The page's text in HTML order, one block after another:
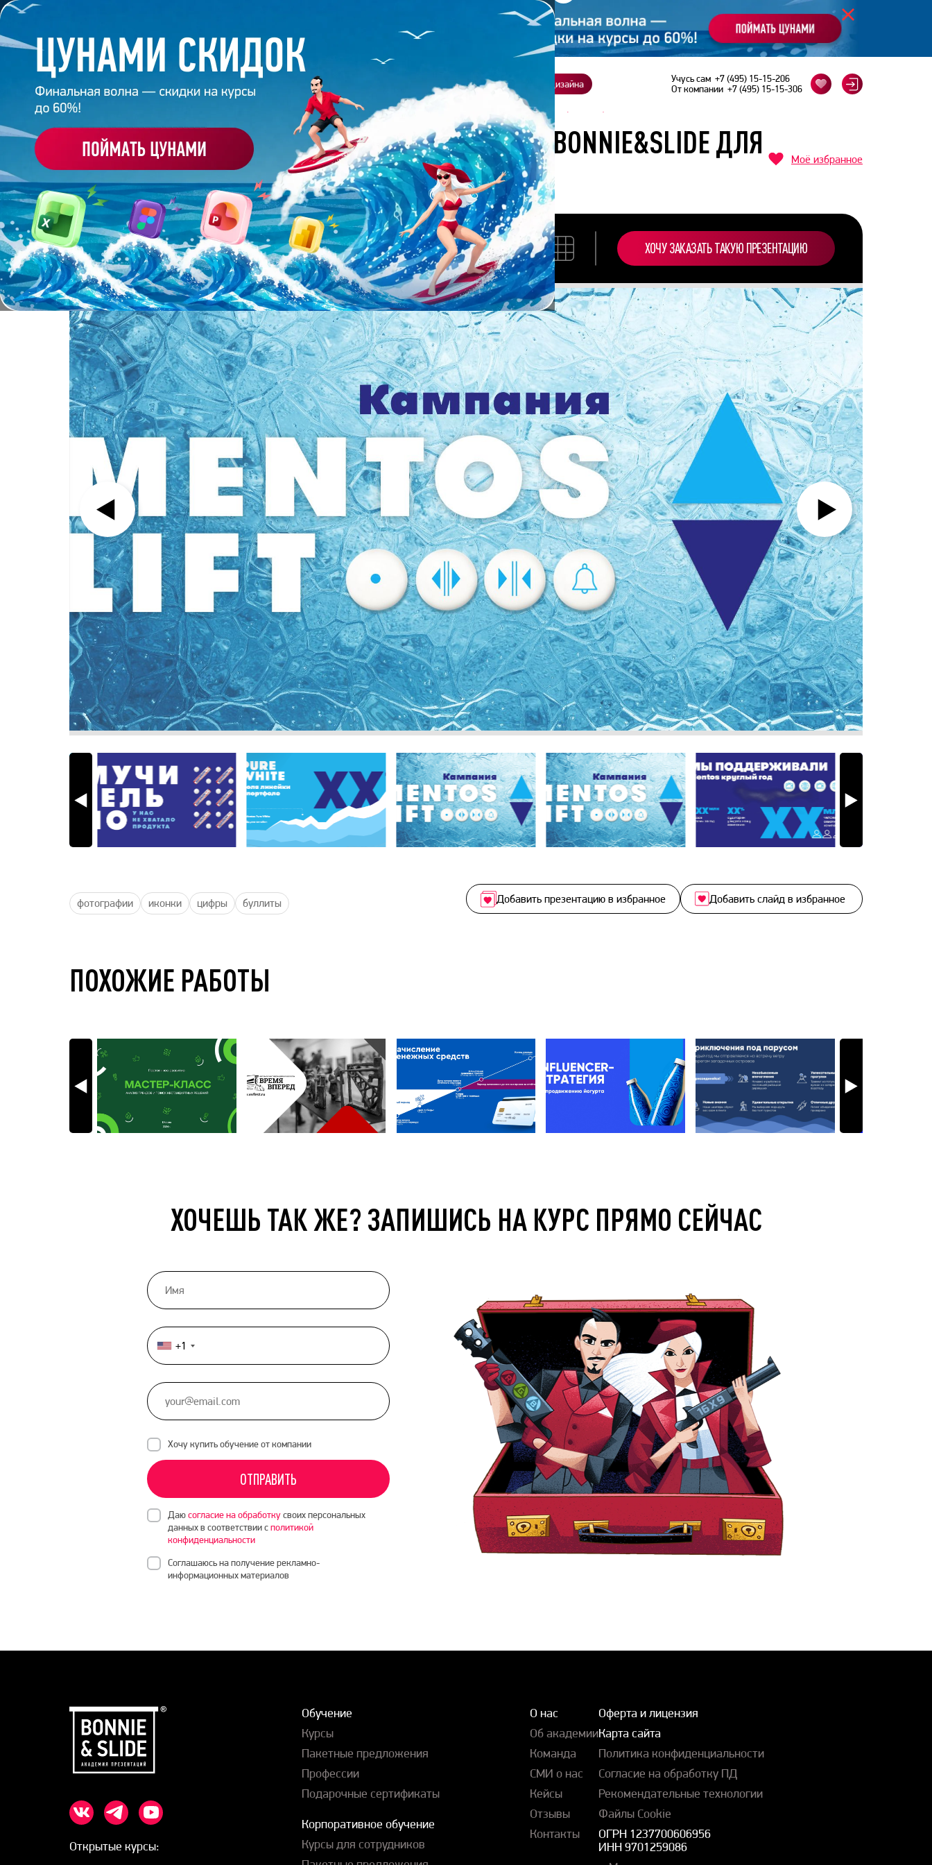
Корпоративное обучение Заказать презентацию Студия дизайна Учусь сам +7 (495) 15-15-206
От компании +7 (495) 15-15-306
Главная Презентация 116 – Разработана студией BONNIE&SLIDE для Perfetti Van Melle (Mentos)
ПРЕЗЕНТАЦИЯ 116 - РАЗРАБОТАНА СТУДИЕЙ BONNIE&SLIDE ДЛЯ
PERFETTI VAN MELLE (MENTOS)
Моё избранное
Работа
эксперта
ХОЧУ ЗАКАЗАТЬ ТАКУЮ ПРЕЗЕНТАЦИЮ
фотографии иконки цифры буллиты Добавить презентацию в избранное Добавить слайд в избранное
ПОХОЖИЕ РАБОТЫ
ХОЧЕШЬ ТАК ЖЕ? ЗАПИШИСЬ НА КУРС ПРЯМО СЕЙЧАС
United
States
+1
Хочу купить обучение от компании
ОТПРАВИТЬ
Даюсогласие на обработкусвоих персональных
данных в соответствии сполитикой
конфиденциальности
Соглашаюсь на получение рекламно-
информационных материалов
Открытые курсы:
Обучение
Курсы
Пакетные предложения
Профессии
Подарочные сертификаты
Корпоративное обучение
Курсы для сотрудников
О нас
Об академии
Команда
СМИ о нас
Кейсы
Отзывы
Контакты
Оферта и лицензия
Карта сайта
Политика конфиденциальности
Согласие на обработку ПД
Рекомендательные технологии
Файлы Cookie
ОГРН 1237700606956
ИНН 9701259086